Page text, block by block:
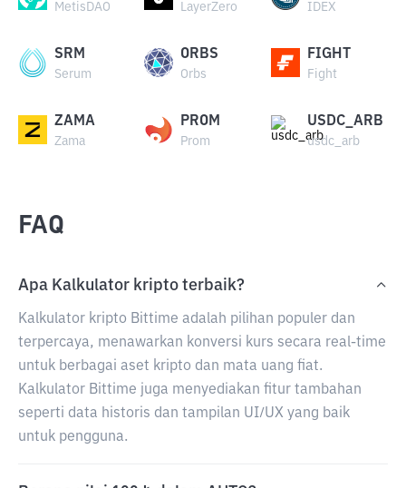
MetisDAO LayerZero IDEX
SRM
Serum
ORBS
Orbs
FIGHT
Fight
ZAMA
Zama
PROM
Prom
USDC_ARB
usdc_arb
FAQ
Apa Kalkulator kripto terbaik?
Kalkulator kripto Bittime adalah pilihan populer dan
terpercaya, menawarkan konversi kurs secara real-time
untuk berbagai aset kripto dan mata uang fiat.
Kalkulator Bittime juga menyediakan fitur tambahan
seperti data historis dan tampilan UI/UX yang baik
untuk pengguna.